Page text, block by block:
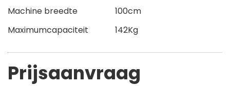
Machine breedte
100cm
Maximumcapaciteit
142Kg
Prijsaanvraag